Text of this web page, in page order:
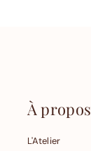
À propos
L'Atelier